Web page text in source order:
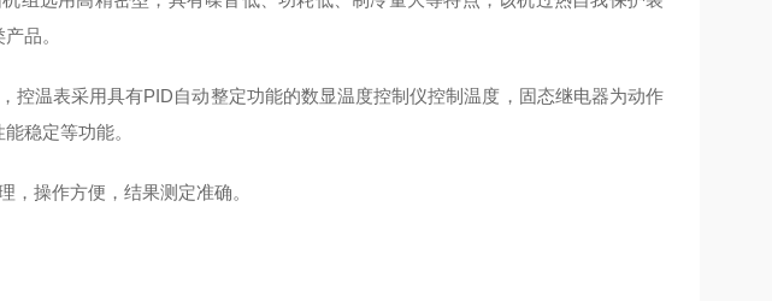
品。
控温表采用具有PID自动整定功能的数显温度控制仪控制温度，固态继电器为动作
稳定等功能。
，操作方便，结果测定准确。